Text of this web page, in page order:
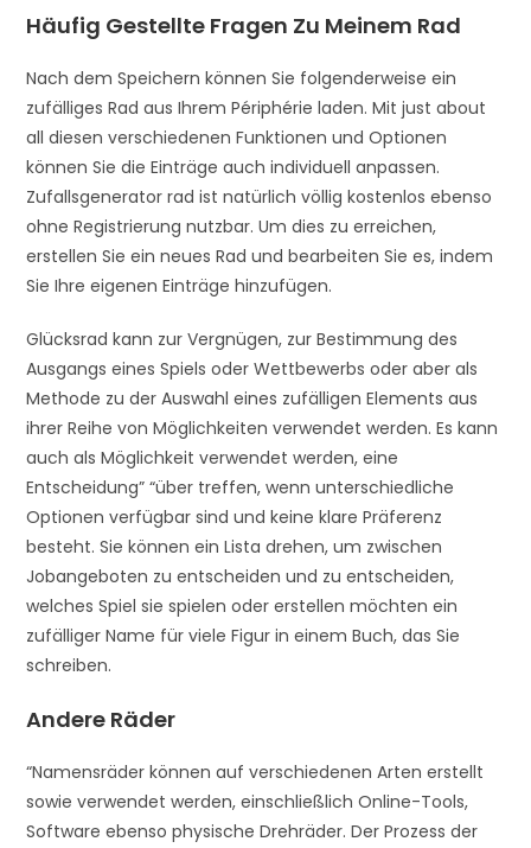
Häufig Gestellte Fragen Zu Meinem Rad
Nach dem Speichern können Sie folgenderweise ein
zufälliges Rad aus Ihrem Périphérie laden. Mit just about
all diesen verschiedenen Funktionen und Optionen
können Sie die Einträge auch individuell anpassen.
Zufallsgenerator rad ist natürlich völlig kostenlos ebenso
ohne Registrierung nutzbar. Um dies zu erreichen,
erstellen Sie ein neues Rad und bearbeiten Sie es, indem
Sie Ihre eigenen Einträge hinzufügen.
Glücksrad kann zur Vergnügen, zur Bestimmung des
Ausgangs eines Spiels oder Wettbewerbs oder aber als
Methode zu der Auswahl eines zufälligen Elements aus
ihrer Reihe von Möglichkeiten verwendet werden. Es kann
auch als Möglichkeit verwendet werden, eine
Entscheidung” “über treffen, wenn unterschiedliche
Optionen verfügbar sind und keine klare Präferenz
besteht. Sie können ein Lista drehen, um zwischen
Jobangeboten zu entscheiden und zu entscheiden,
welches Spiel sie spielen oder erstellen möchten ein
zufälliger Name für viele Figur in einem Buch, das Sie
schreiben.
Andere Räder
“Namensräder können auf verschiedenen Arten erstellt
sowie verwendet werden, einschließlich Online-Tools,
Software ebenso physische Drehräder. Der Prozess der